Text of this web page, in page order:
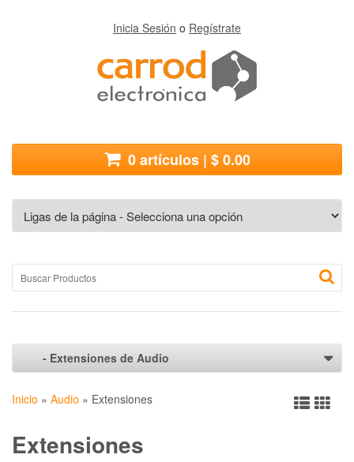
Inicia Sesión o Regístrate
0 artículos | $ 0.00
Inicio » Audio » Extensiones
Extensiones